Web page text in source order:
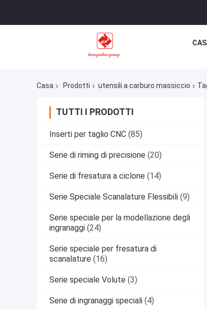
Casa Prodotti utensili a carburo massiccio
TUTTI I PRODOTTI
Inserti per taglio CNC (85)
Serie di riming di precisione (20)
Serie di fresatura a ciclone (14)
Serie Speciale Scanalature Flessibili (9)
Serie speciale per la modellazione degli
ingranaggi (24)
Serie speciale per fresatura di
scanalature (16)
Serie speciale Volute (3)
Serie di ingranaggi speciali (4)